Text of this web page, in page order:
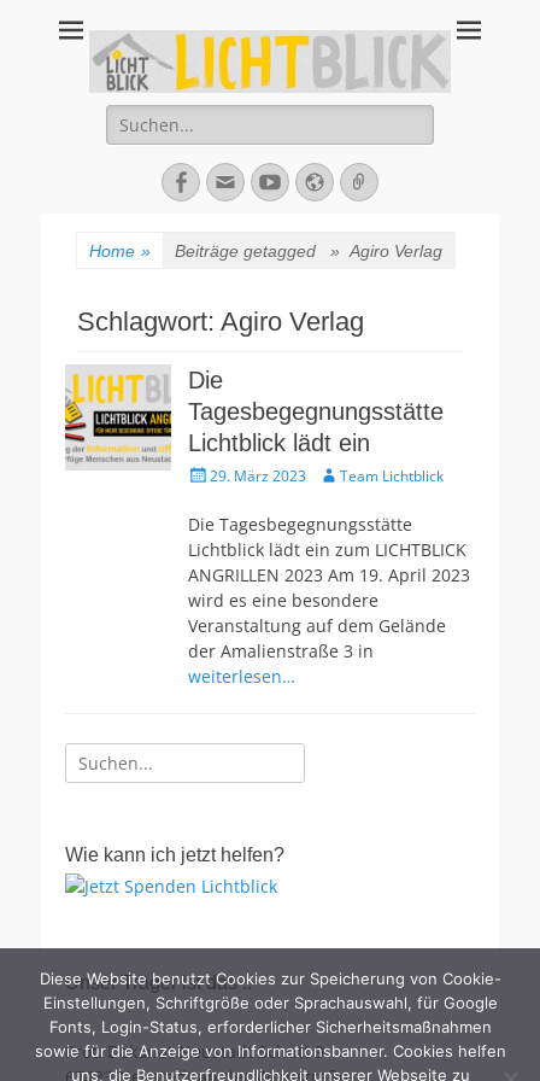
Lichtblick
67434 Neustadt an der Weinstraße – Amalienstraße 3 – Tel:
06321-355340
Suche
nach:
Facebook
E-
Mail
YouTube
WebsiteVerknüpfung
Home » Beiträge getagged » Agiro Verlag
Schlagwort: Agiro Verlag
Die
Tagesbegegnungsstätte
Lichtblick lädt ein
Veröffentlicht
29. März 2023 AutorTeam Lichtblick
Die Tagesbegegnungsstätte
Lichtblick lädt ein zum LICHTBLICK
ANGRILLEN 2023 Am 19. April 2023
wird es eine besondere
Veranstaltung auf dem Gelände
der Amalienstraße 3 in
weiterlesen…
Suche
nach:
Wie kann ich jetzt helfen?
Unser Träger ist das ..
Prot. Dekanat Neustadt Schütt 9
Diese Website benutzt Cookies zur Speicherung von Cookie-
Einstellungen, Schriftgröße oder Sprachauswahl, für Google
Fonts, Login-Status, erforderlicher Sicherheitsmaßnahmen
sowie für die Anzeige von Informationsbanner. Cookies helfen
uns, die Benutzerfreundlichkeit unserer Webseite zu